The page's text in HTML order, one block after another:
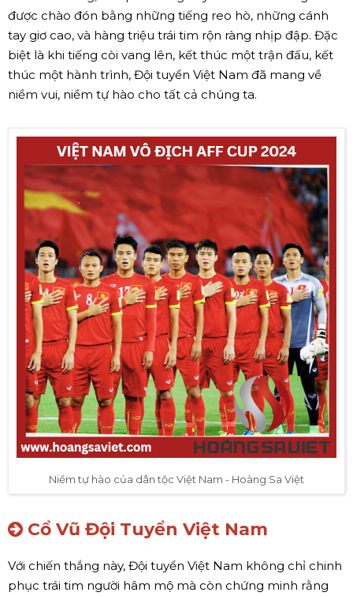
được chào đón bằng những tiếng reo hò, những cánh
tay giơ cao, và hàng triệu trái tim rộn ràng nhịp đập. Đặc
biệt là khi tiếng còi vang lên, kết thúc một trận đấu, kết
thúc một hành trình, Đội tuyển Việt Nam đã mang về
niềm vui, niềm tự hào cho tất cả chúng ta.
Niềm tự hào của dân tộc Việt Nam - Hoàng Sa Việt
Cổ Vũ Đội Tuyển Việt Nam
Với chiến thắng này, Đội tuyển Việt Nam không chỉ chinh
phục trái tim người hâm mộ mà còn chứng minh rằng